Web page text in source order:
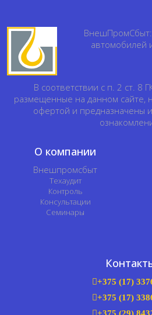
ВнешПромСбыт:
автомобилей
В соответствии с п. 2 ст. 8
размещенные на данном сайте,
офертой и предназначены
О компании
Внешпромсбыт
Техаудит
Контроль
Консультации
Семинары
+375 (17)
+375 (17)
+375 (29)